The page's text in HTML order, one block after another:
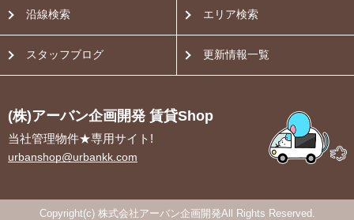
沿線検索 エリア検索
スタッフブログ 更新情報一覧
(株)アーバン企画開発 賃貸Shop
当社管理物件★専用サイト!
urbanshop@urbankk.com
Copyright(c) 株式会社アーバン企画開発All Rights Reserved.